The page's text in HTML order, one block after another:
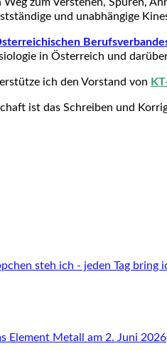
und unabhängige
in Österreich und
ich den Vorstand von
ist das Schreiben und